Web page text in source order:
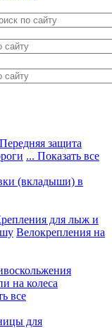
Передняя защита
... Показать все
(вкладыши) в
для лыж и
Велокрепления на
на колеса
все
для